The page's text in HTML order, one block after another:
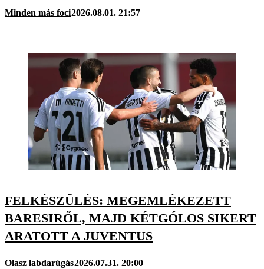
Minden más foci2026.08.01. 21:57
FELKÉSZÜLÉS: MEGEMLÉKEZETT
BARESIRŐL, MAJD KÉTGÓLOS SIKERT
ARATOTT A JUVENTUS
Olasz labdarúgás2026.07.31. 20:00